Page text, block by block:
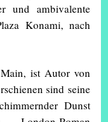
und ambivalente
Konami, nach
ist Autor von
sind seine
Dunst